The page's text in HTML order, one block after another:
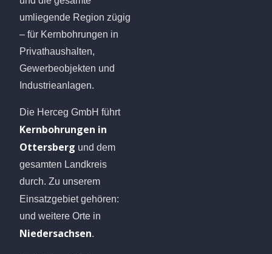
umliegende Region zügig
– für Kernbohrungen in
Privathaushalten,
Gewerbeobjekten und
Industrieanlagen.
Die Herceg GmbH führt
Kernbohrungen in
Ottersberg und dem
gesamten Landkreis
durch. Zu unserem
Einsatzgebiet gehören:
und weitere Orte in
Niedersachsen.